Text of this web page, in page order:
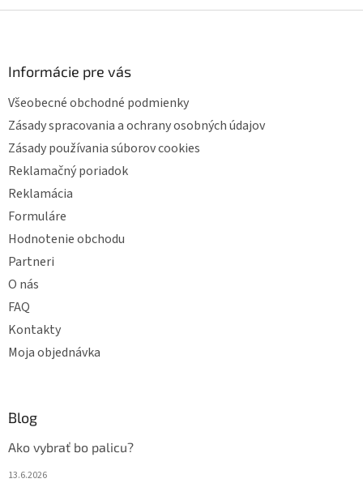
Informácie pre vás
Všeobecné obchodné podmienky
Zásady spracovania a ochrany osobných údajov
Zásady používania súborov cookies
Reklamačný poriadok
Reklamácia
Formuláre
Hodnotenie obchodu
Partneri
O nás
FAQ
Kontakty
Moja objednávka
Blog
Ako vybrať bo palicu?
13.6.2026